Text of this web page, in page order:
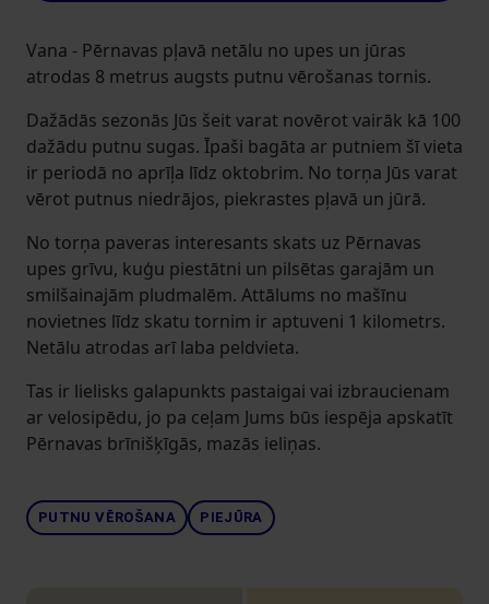
Vana - Pērnavas pļavā netālu no upes un jūras
atrodas 8 metrus augsts putnu vērošanas tornis.
Dažādās sezonās Jūs šeit varat novērot vairāk kā 100
dažādu putnu sugas. Īpaši bagāta ar putniem šī vieta
ir periodā no aprīļa līdz oktobrim. No torņa Jūs varat
vērot putnus niedrājos, piekrastes pļavā un jūrā.
No torņa paveras interesants skats uz Pērnavas
upes grīvu, kuģu piestātni un pilsētas garajām un
smilšainajām pludmalēm. Attālums no mašīnu
novietnes līdz skatu tornim ir aptuveni 1 kilometrs.
Netālu atrodas arī laba peldvieta.
Tas ir lielisks galapunkts pastaigai vai izbraucienam
ar velosipēdu, jo pa ceļam Jums būs iespēja apskatīt
Pērnavas brīnišķīgās, mazās ieliņas.
PUTNU VĒROŠANA PIEJŪRA